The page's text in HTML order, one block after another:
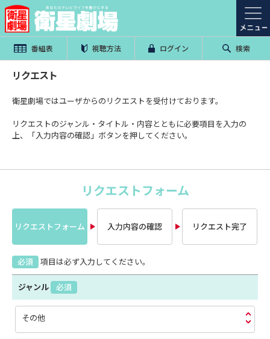
番組表 視聴方法 ログイン 検索
リクエスト
衛星劇場ではユーザからのリクエストを受付けております。
リクエストのジャンル・タイトル・内容とともに必要項目を入力の
上、「入力内容の確認」ボタンを押してください。
リクエストフォーム
リクエストフォーム 入力内容の確認 リクエスト完了
必須 項目は必ず入力してください。
ジャンル 必須
その他